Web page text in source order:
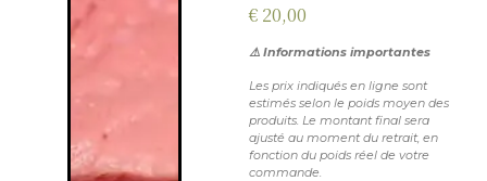
€20,00
⚠️ Informations importantes
Les prix indiqués en ligne sont
estimés selon le poids moyen des
produits. Le montant final sera
ajusté au moment du retrait, en
fonction du poids réel de votre
commande.